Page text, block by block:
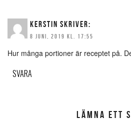
KERSTIN SKRIVER:
8 JUNI, 2019 KL. 17:55
Hur många portioner är receptet på.
SVARA
LÄMNA ETT